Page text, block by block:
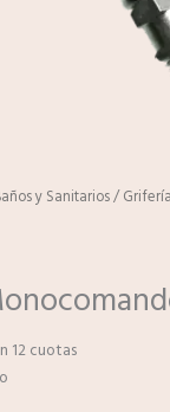
y Sanitarios/Grifería
12 cuotas